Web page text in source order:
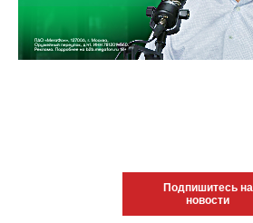
Подпишитесь на
новости